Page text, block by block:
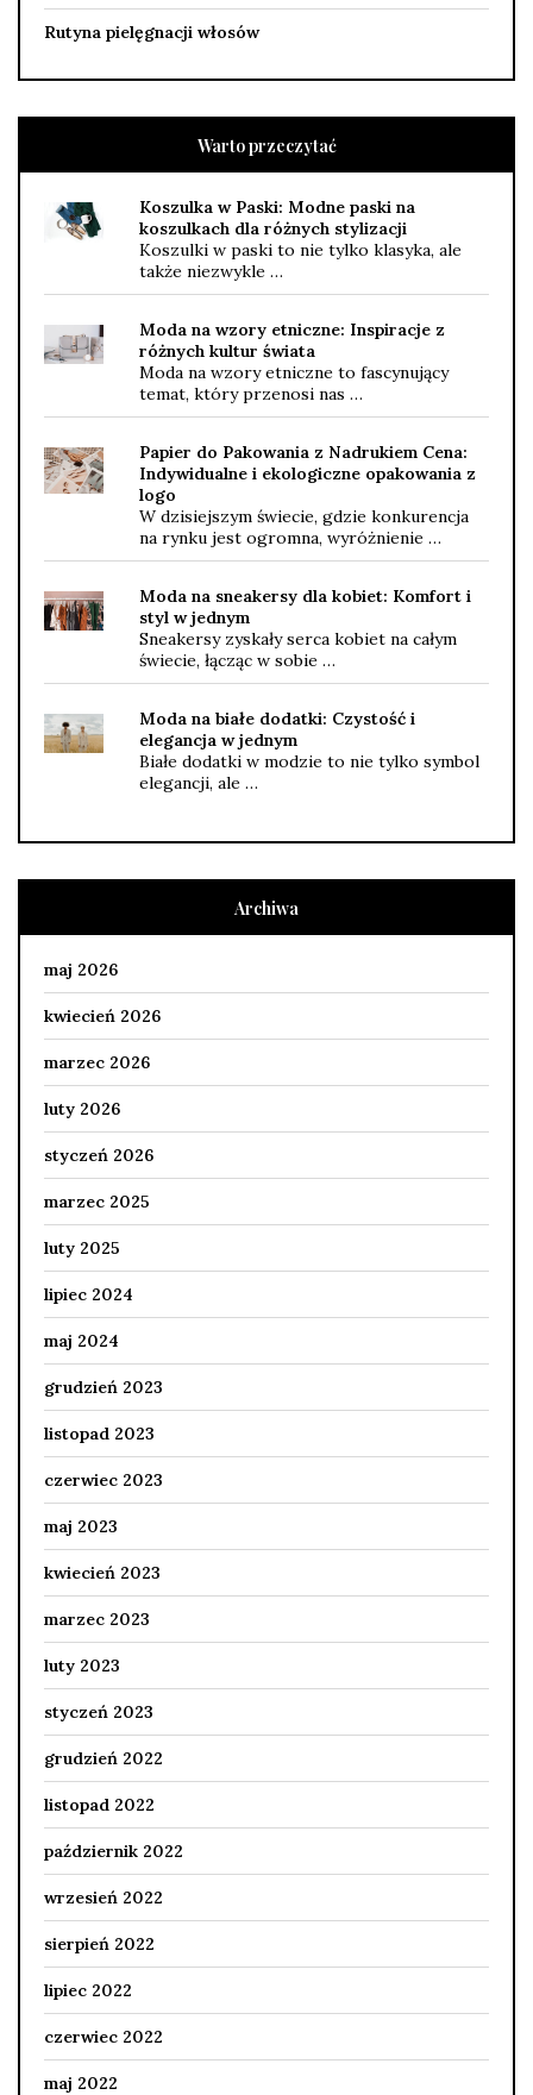
Rutyna pielęgnacji włosów
Warto przeczytać
Koszulka w Paski: Modne paski na
koszulkach dla różnych stylizacji
Koszulki w paski to nie tylko klasyka, ale
także niezwykle …
Moda na wzory etniczne: Inspiracje z
różnych kultur świata
Moda na wzory etniczne to fascynujący
temat, który przenosi nas …
Papier do Pakowania z Nadrukiem Cena:
Indywidualne i ekologiczne opakowania z
logo
W dzisiejszym świecie, gdzie konkurencja
na rynku jest ogromna, wyróżnienie …
Moda na sneakersy dla kobiet: Komfort i
styl w jednym
Sneakersy zyskały serca kobiet na całym
świecie, łącząc w sobie …
Moda na białe dodatki: Czystość i
elegancja w jednym
Białe dodatki w modzie to nie tylko symbol
elegancji, ale …
Archiwa
maj 2026
kwiecień 2026
marzec 2026
luty 2026
styczeń 2026
marzec 2025
luty 2025
lipiec 2024
maj 2024
grudzień 2023
listopad 2023
czerwiec 2023
maj 2023
kwiecień 2023
marzec 2023
luty 2023
styczeń 2023
grudzień 2022
listopad 2022
październik 2022
wrzesień 2022
sierpień 2022
lipiec 2022
czerwiec 2022
maj 2022